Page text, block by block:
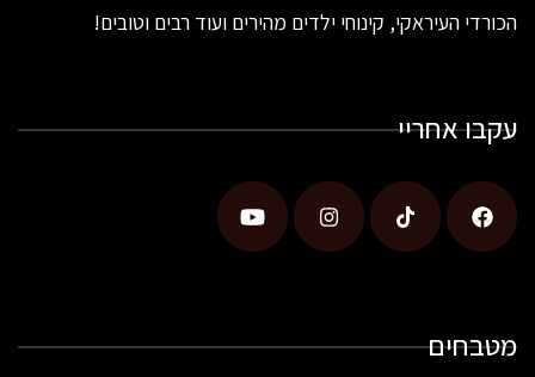
הכורדי העיראקי, קינוחי ילדים מהירים ועוד רבים וטובים!
עקבו אחריי
מטבחים